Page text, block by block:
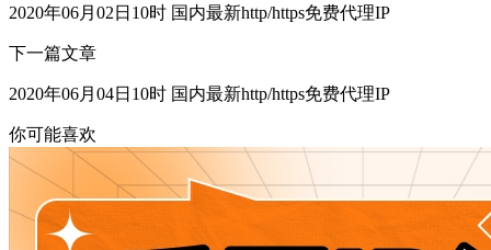
2020年06月02日10时 国内最新http/https免费代理IP
下一篇文章
2020年06月04日10时 国内最新http/https免费代理IP
你可能喜欢